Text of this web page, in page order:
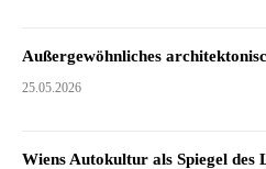
Außergewöhnliches
25.05.2026
Wiens Autokultur als Spiegel des